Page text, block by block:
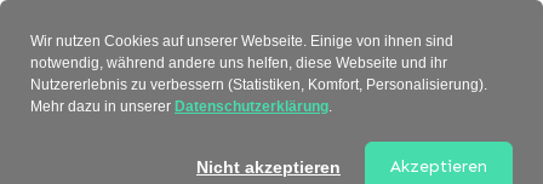
Wir nutzen Cookies auf unserer Webseite. Einige von ihnen sind
notwendig, während andere uns helfen, diese Webseite und ihr
Nutzererlebnis zu verbessern (Statistiken, Komfort, Personalisierung).
Mehr dazu in unserer Datenschutzerklärung.
Nicht akzeptieren Akzeptieren